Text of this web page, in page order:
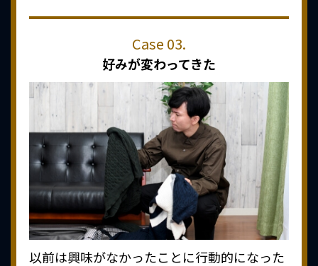
好みが変わってきた
以前は興味がなかったことに行動的になった